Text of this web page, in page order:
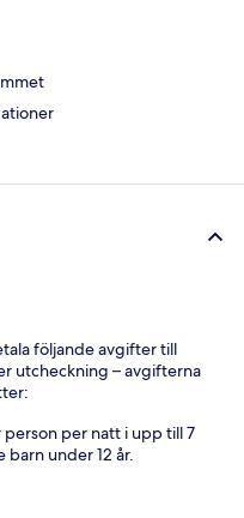
följande avgifter till
utcheckning – avgifterna
person per natt i upp till 7
barn under 12 år.